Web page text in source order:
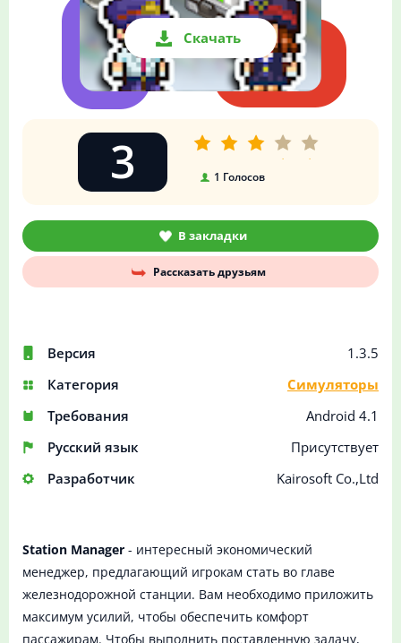
Скачать
Версия
1.3.5
Категория
Симуляторы
Требования
Android 4.1
Русский язык
Присутствует
Разработчик
Kairosoft Co.,Ltd
3 1 Голосов
В закладки
Рассказать друзьям
Station Manager - интересный экономический
менеджер, предлагающий игрокам стать во главе
железнодорожной станции. Вам необходимо приложить
максимум усилий, чтобы обеспечить комфорт
пассажирам. Чтобы выполнить поставленную задачу,